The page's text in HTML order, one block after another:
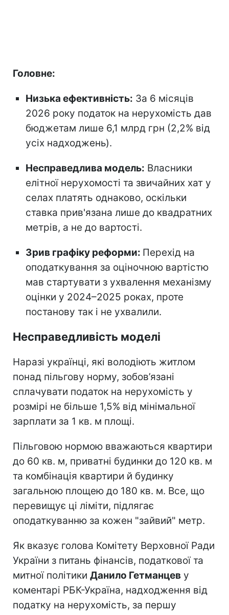
Головне:
Низька ефективність: За 6 місяців
2026 року податок на нерухомість дав
бюджетам лише 6,1 млрд грн (2,2% від
усіх надходжень).
Несправедлива модель: Власники
елітної нерухомості та звичайних хат у
селах платять однаково, оскільки
ставка прив'язана лише до квадратних
метрів, а не до вартості.
Зрив графіку реформи: Перехід на
оподаткування за оціночною вартістю
мав стартувати з ухвалення механізму
оцінки у 2024–2025 роках, проте
постанову так і не ухвалили.
Несправедливість моделі
Наразі українці, які володіють житлом
понад пільгову норму, зобов’язані
сплачувати податок на нерухомість у
розмірі не більше 1,5% від мінімальної
зарплати за 1 кв. м площі.
Пільговою нормою вважаються квартири
до 60 кв. м, приватні будинки до 120 кв. м
та комбінація квартири й будинку
загальною площею до 180 кв. м. Все, що
перевищує ці ліміти, підлягає
оподаткуванню за кожен "зайвий" метр.
Як вказує голова Комітету Верховної Ради
України з питань фінансів, податкової та
митної політики Данило Гетманцев у
коментарі РБК-Україна, надходження від
податку на нерухомість, за першу